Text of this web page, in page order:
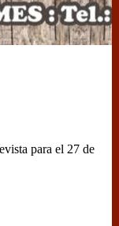
para el 27 de